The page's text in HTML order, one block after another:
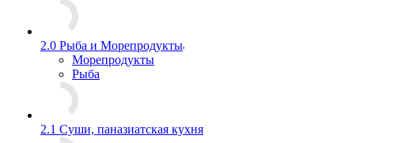
2.0 Рыба и Морепродукты
Морепродукты
Рыба
2.1 Суши, паназиатская кухня